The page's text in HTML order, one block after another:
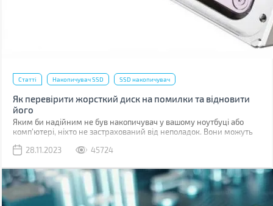
Статті Накопичувач SSD SSD накопичувач
Як перевірити жорсткий диск на помилки та відновити
його
Яким би надійним не був накопичувач у вашому ноутбуці або
комп'ютері, ніхто не застрахований від неполадок. Вони можуть
ушкодженнями комірок пам'яті.
28.11.2023 45724